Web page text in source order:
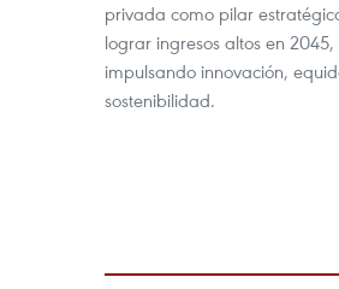
privada como pilar
lograr ingresos altos en 2045,
impulsando innovación,
sostenibilidad.